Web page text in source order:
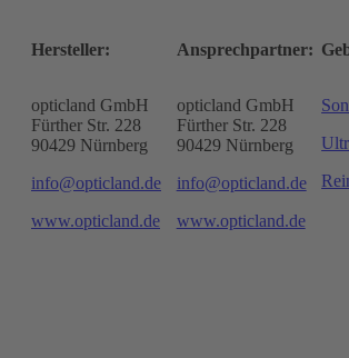
Hersteller:
opticland GmbH
Fürther Str. 228
90429 Nürnberg
info@opticland.de
www.opticland.de
Ansprechpartner:
opticland GmbH
Fürther Str. 228
90429 Nürnberg
info@opticland.de
www.opticland.de